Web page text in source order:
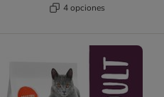
4 opciones